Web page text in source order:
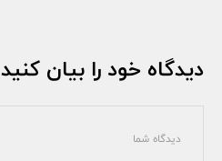
دیدگاه خود را بیان کنید